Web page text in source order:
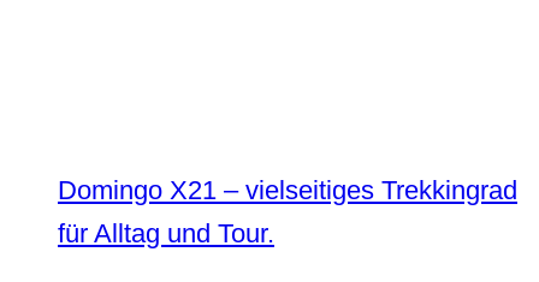
Domingo X21 – vielseitiges Trekkingrad
für Alltag und Tour.